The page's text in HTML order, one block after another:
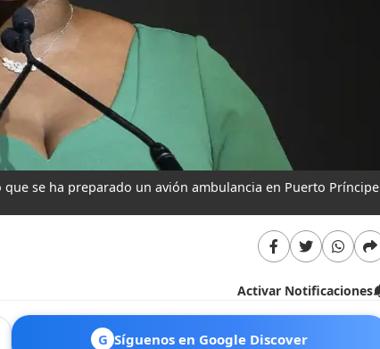
se ha preparado un avión ambulancia en Puerto Príncipe
Activar Notificaciones
G Síguenos en Google Discover